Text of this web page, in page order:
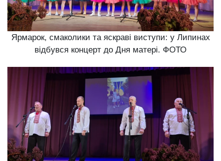
Ярмарок, смаколики та яскраві виступи: у Липинах
відбувся концерт до Дня матері. ФОТО